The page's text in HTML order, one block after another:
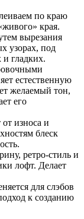
по краю
края.
вырезания
узорах, под
гладких.
естественную
желаемый тон,
его
износа и
блеск
ретро-стиль и
лофт. Делает
для слэбов
к созданию